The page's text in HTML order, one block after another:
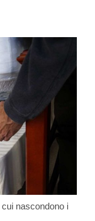
nascondono i